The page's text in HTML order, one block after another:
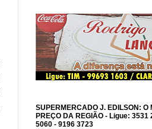
SUPERMERCADO J. EDILSON: O
PREÇO DA REGIÃO - Ligue: 3531
5060 - 9196 3723